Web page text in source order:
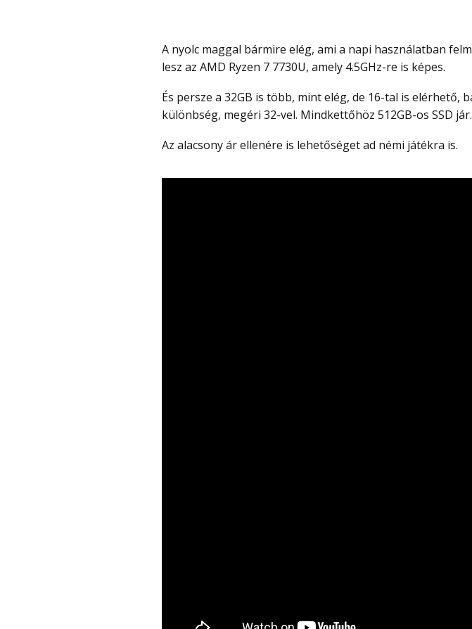
A nyolc maggal bármire elég, ami a napi használatban felmerül és még évekig elég
lesz az AMD Ryzen 7 7730U, amely 4.5GHz-re is képes.
És persze a 32GB is több, mint elég, de 16-tal is elérhető, bár elég kicsi az árbeli
különbség, megéri 32-vel. Mindkettőhöz 512GB-os SSD jár.
Az alacsony ár ellenére is lehetőséget ad némi játékra is.